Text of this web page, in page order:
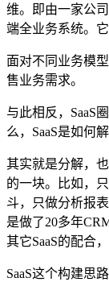
维。即由一家公
端全业务系统。
面对不同业务模
售业务需求。
与此相反，SaaS
么，SaaS是如何
其实就是分解，
的一块。比如，
斗，只做分析报
是做了20多年
其它SaaS的配合
SaaS这个构建思